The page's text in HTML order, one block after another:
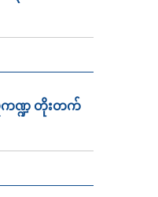
ဏ္ဍ တိုးတက်